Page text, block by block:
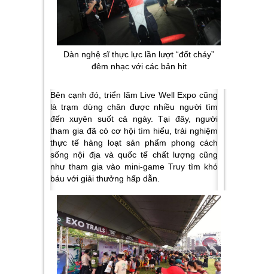
Dàn nghệ sĩ thực lực lần lượt “đốt cháy”
đêm nhạc với các bản hit
Bên cạnh đó, triển lãm Live Well Expo cũng
là trạm dừng chân được nhiều người tìm
đến xuyên suốt cả ngày. Tại đây, người
tham gia đã có cơ hội tìm hiểu, trải nghiệm
thực tế hàng loạt sản phẩm phong cách
sống nội địa và quốc tế chất lượng cũng
như tham gia vào mini-game Truy tìm khó
báu với giải thưởng hấp dẫn.